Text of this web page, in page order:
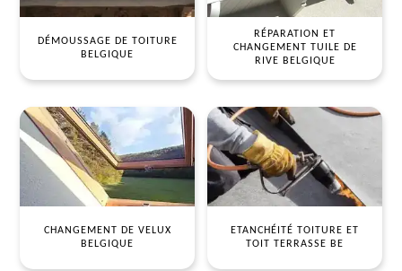
DÉMOUSSAGE DE TOITURE
BELGIQUE
RÉPARATION ET
CHANGEMENT TUILE DE
RIVE BELGIQUE
CHANGEMENT DE VELUX
BELGIQUE
ETANCHÉITÉ TOITURE ET
TOIT TERRASSE BE